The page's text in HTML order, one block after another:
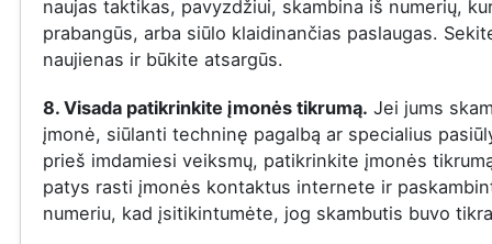
naujas taktikas, pavyzdžiui, skambina iš numerių,
prabangūs, arba siūlo klaidinančias paslaugas.
naujienas ir būkite atsargūs.
8. Visada patikrinkite įmonės tikrumą. Jei jums
įmonė, siūlanti techninę pagalbą ar specialius
prieš imdamiesi veiksmų, patikrinkite įmonės
patys rasti įmonės kontaktus internete ir
numeriu, kad įsitikintumėte, jog skambutis buvo